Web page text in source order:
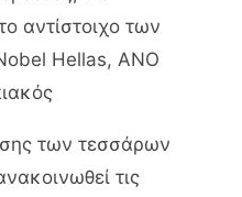
αντίστοιχο των
Hellas, ΑΝΟ
των τεσσάρων
τις